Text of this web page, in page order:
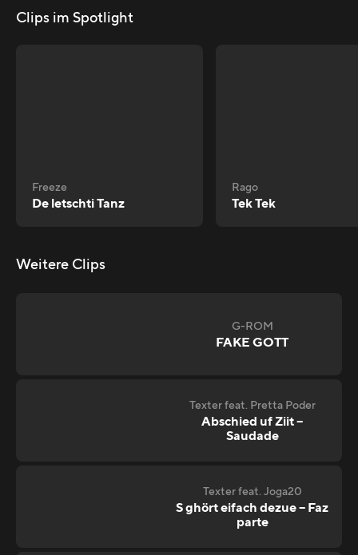
Clips im Spotlight
Freeze
De letschti Tanz
Rago
Tek Tek
Weitere Clips
G-ROM
FAKE GOTT
Texter feat. Pretta Poder
Abschied uf Ziit –
Saudade
Texter feat. Joga20
S ghört eifach dezue – Faz
parte